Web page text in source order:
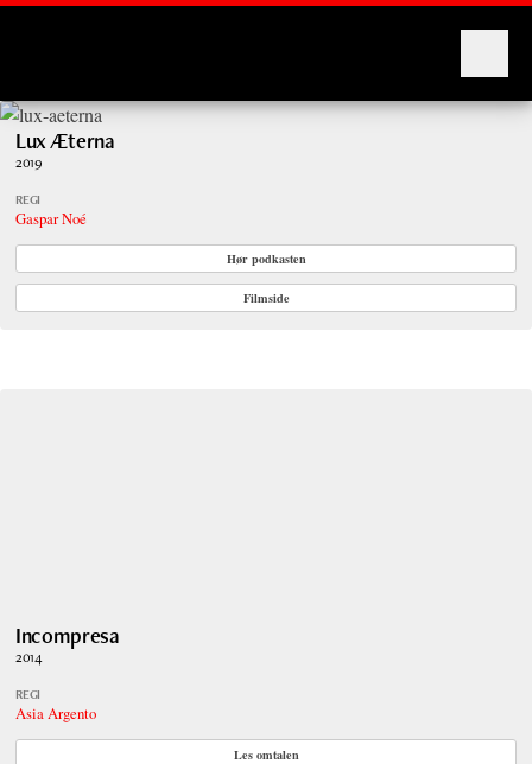
Lux Æterna
2019
REGI
Gaspar Noé
Hør podkasten
Filmside
Incompresa
2014
REGI
Asia Argento
Les omtalen